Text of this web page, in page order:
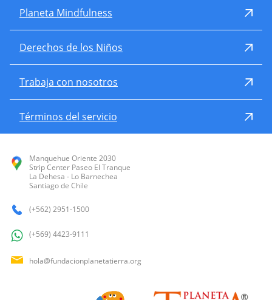
Planeta Mindfulness
Derechos de los Niños
Trabaja con nosotros
Términos del servicio
Manquehue Oriente 2030
Strip Center Paseo El Tranque
La Dehesa - Lo Barnechea
Santiago de Chile
(+562) 2951-1500
(+569) 4423-9111
hola@fundacionplanetatierra.org